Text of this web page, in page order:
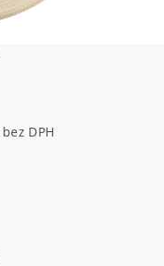
3 132,23 Kč bez DPH